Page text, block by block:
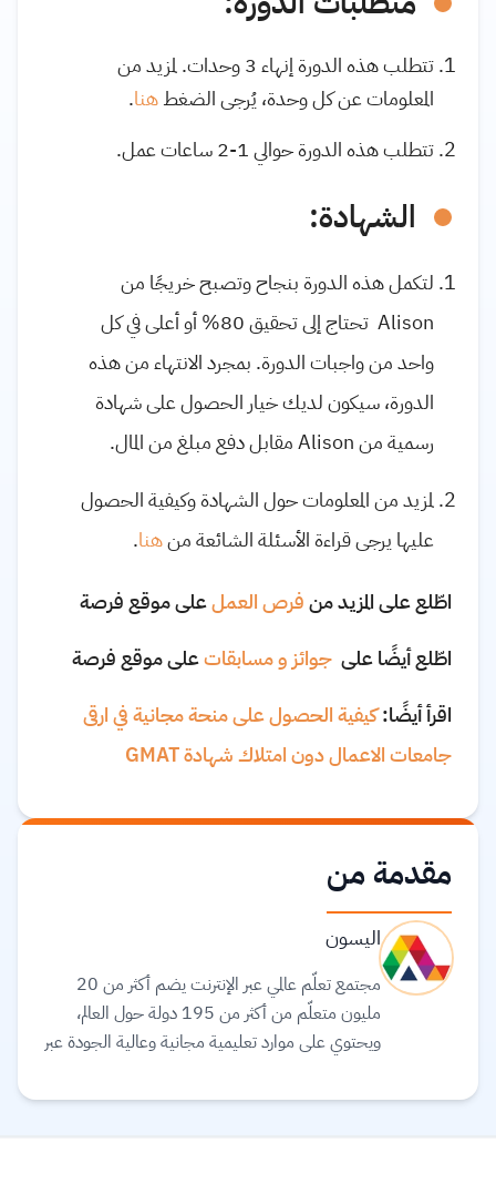
تتطلب هذه الدورة إنهاء 3 وحدات. لمزيد من
المعلومات عن كل وحدة، يُرجى الضغطهنا.
تتطلب هذه الدورة حوالي 1-2 ساعات عمل.
الشهادة:
لتكمل هذه الدورة بنجاح وتصبح خريجًا من
Alison تحتاج إلى تحقيق 80% أو أعلى في كل
واحد من واجبات الدورة. بمجرد الانتهاء من هذه
الدورة، سيكون لديك خيار الحصول على شهادة
رسمية من Alison مقابل دفع مبلغ من المال.
لمزيد من المعلومات حول الشهادة وكيفية الحصول
عليها يرجى قراءة الأسئلة الشائعة منهنا.
اطّلع على المزيد منفرص العملعلى موقع فرصة
اطّلع أيضًا على جوائز و مسابقاتعلى موقع فرصة
اقرأ أيضًا:كيفية الحصول على منحة مجانية في ارقى
جامعات الاعمال دون امتلاك شهادة GMAT
مقدمة من
اليسون
مجتمع تعلّم عالمي عبر الإنترنت يضم أكثر من 20
مليون متعلّم من أكثر من 195 دولة حول العالم،
ويحتوي على موارد تعليمية مجانية وعالية الجودة عبر
ومعتمدة لسوق العمل. وهم ملتزمون بتحقيق